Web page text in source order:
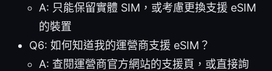
A: 只能保留實體 SIM，或考慮更換支援 eSIM
的裝置
Q6: 如何知道我的運營商支援 eSIM？
A: 查閱運營商官方網站的支援頁，或直接詢